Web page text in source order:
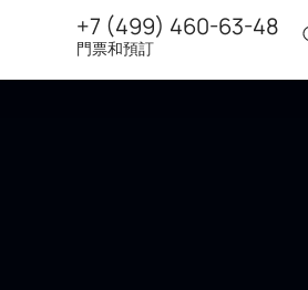
+7 (499) 460-63-48
門票和預訂